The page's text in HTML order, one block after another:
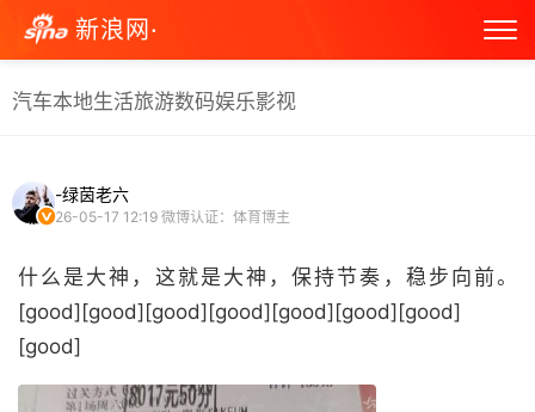
新浪网·
汽车本地生活旅游数码娱乐影视
-绿茵老六
26-05-17 12:19 微博认证：体育博主
什么是大神，这就是大神，保持节奏，稳步向前。
[good][good][good][good][good][good][good]
[good] ​